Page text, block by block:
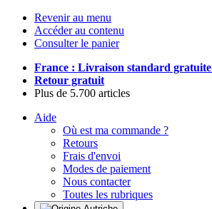
Revenir au menu
Accéder au contenu
Consulter le panier
France : Livraison standard gratuite
Retour gratuit
Plus de 5.700 articles
Aide
Où est ma commande ?
Retours
Frais d'envoi
Modes de paiement
Nous contacter
Toutes les rubriques